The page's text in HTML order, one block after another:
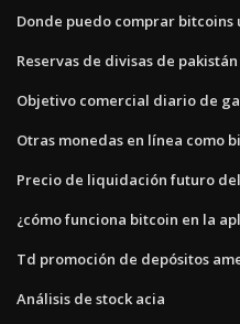
Donde puedo comprar bitcoins
Reservas de divisas de
Objetivo comercial diario de
Otras monedas en línea como
Precio de liquidación futuro
¿cómo funciona bitcoin en la
Td promoción de depósitos
Análisis de stock acia